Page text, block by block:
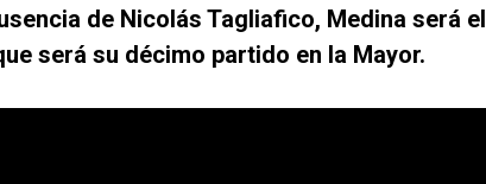
de Nicolás Tagliafico, Medina será el
será su décimo partido en la Mayor.